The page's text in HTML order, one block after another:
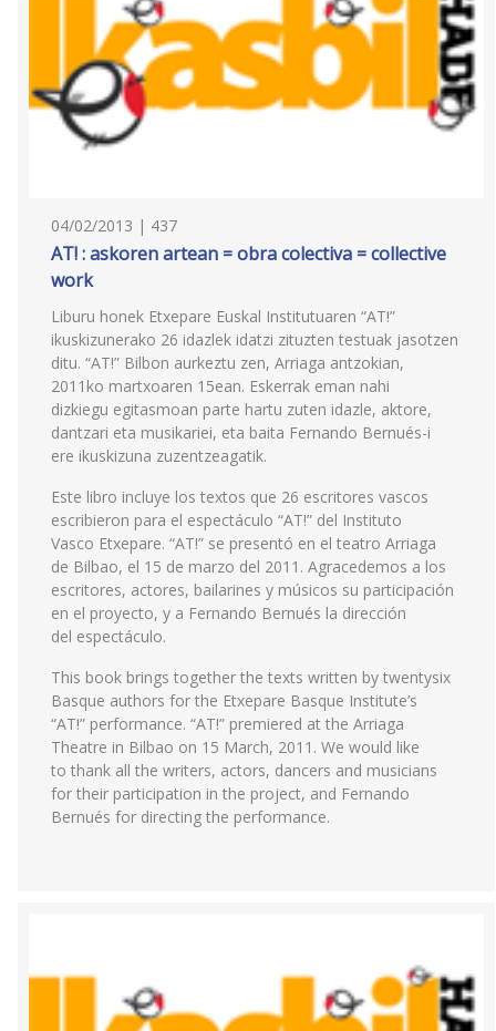
04/02/2013 | 437
AT! : askoren artean = obra colectiva = collective
work
Liburu honek Etxepare Euskal Institutuaren “AT!”
ikuskizunerako 26 idazlek idatzi zituzten testuak jasotzen
ditu. “AT!” Bilbon aurkeztu zen, Arriaga antzokian,
2011ko martxoaren 15ean. Eskerrak eman nahi
dizkiegu egitasmoan parte hartu zuten idazle, aktore,
dantzari eta musikariei, eta baita Fernando Bernués-i
ere ikuskizuna zuzentzeagatik.
Este libro incluye los textos que 26 escritores vascos
escribieron para el espectáculo “AT!” del Instituto
Vasco Etxepare. “AT!” se presentó en el teatro Arriaga
de Bilbao, el 15 de marzo del 2011. Agracedemos a los
escritores, actores, bailarines y músicos su participación
en el proyecto, y a Fernando Bernués la dirección
del espectáculo.
This book brings together the texts written by twentysix
Basque authors for the Etxepare Basque Institute’s
“AT!” performance. “AT!” premiered at the Arriaga
Theatre in Bilbao on 15 March, 2011. We would like
to thank all the writers, actors, dancers and musicians
for their participation in the project, and Fernando
Bernués for directing the performance.